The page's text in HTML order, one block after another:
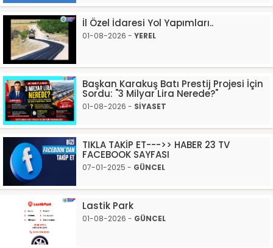
İl Özel İdaresi Yol Yapımları..
01-08-2026 - YEREL
Başkan Karakuş Batı Prestij Projesi İçin
Sordu: "3 Milyar Lira Nerede?"
01-08-2026 - SİYASET
TIKLA TAKİP ET--->> HABER 23 TV
FACEBOOK SAYFASI
07-01-2025 - GÜNCEL
Lastik Park
01-08-2026 - GÜNCEL